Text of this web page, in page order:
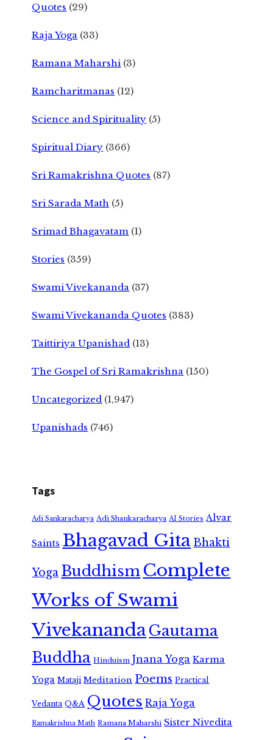
Quotes (29)
Raja Yoga (33)
Ramana Maharshi (3)
Ramcharitmanas (12)
Science and Spirituality (5)
Spiritual Diary (366)
Sri Ramakrishna Quotes (87)
Sri Sarada Math (5)
Srimad Bhagavatam (1)
Stories (359)
Swami Vivekananda (37)
Swami Vivekananda Quotes (383)
Taittiriya Upanishad (13)
The Gospel of Sri Ramakrishna (150)
Uncategorized (1,947)
Upanishads (746)
Tags
Adi Sankaracharya Adi Shankaracharya AI Stories Alvar
Saints Bhagavad GitaBhakti
Yoga Buddhism Complete
Works of Swami
VivekanandaGautama
Buddha Hinduism Jnana Yoga Karma
Yoga Mataji Meditation Poems Practical
Vedanta Q&A Quotes Raja Yoga
Ramakrishna Math Ramana Maharshi Sister Nivedita